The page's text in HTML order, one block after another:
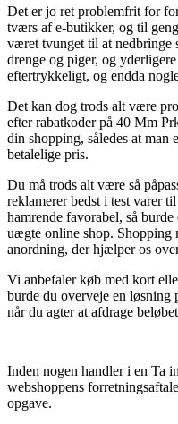
Det er jo ret problemfrit for
tværs af e-butikker, og til
været tvunget til at nedbringe
drenge og piger, og
eftertrykkeligt, og endda
Det kan dog trods alt være
efter rabatkoder på 40 Mm
din shopping, således at man
betalelige pris.
Du må trods alt være så
reklamerer bedst i test varer
hamrende favorabel, så
uægte online shop. Shopping
anordning, der hjælper os
Vi anbefaler køb med kort
burde du overveje en
når du agter at afdrage
Inden nogen handler i en Ta
webshoppens
opgave.